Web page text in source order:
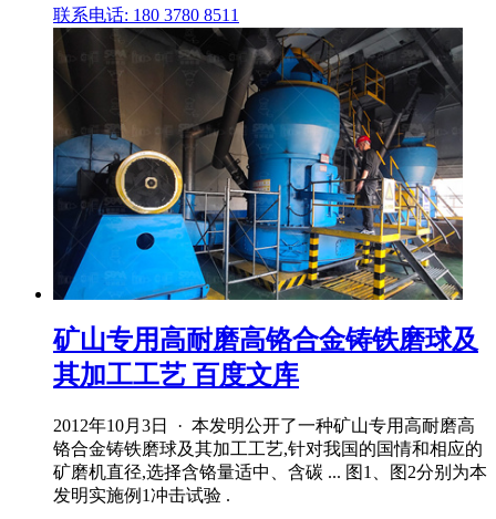
联系电话: 180 3780 8511
矿山专用高耐磨高铬合金铸铁磨球及
其加工工艺 百度文库
2012年10月3日 · 本发明公开了一种矿山专用高耐磨高
铬合金铸铁磨球及其加工工艺,针对我国的国情和相应的
矿磨机直径,选择含铬量适中、含碳 ... 图1、图2分别为本
发明实施例1冲击试验 .